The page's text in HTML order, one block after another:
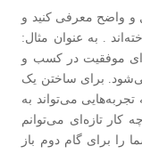
و واضح معرفی کنید و
. به عنوان مثال:
موفقیت در کسب و
برای ساختن یک
می‌تواند به
کار تازه‌ای می‌توانم
برای گام دوم باز